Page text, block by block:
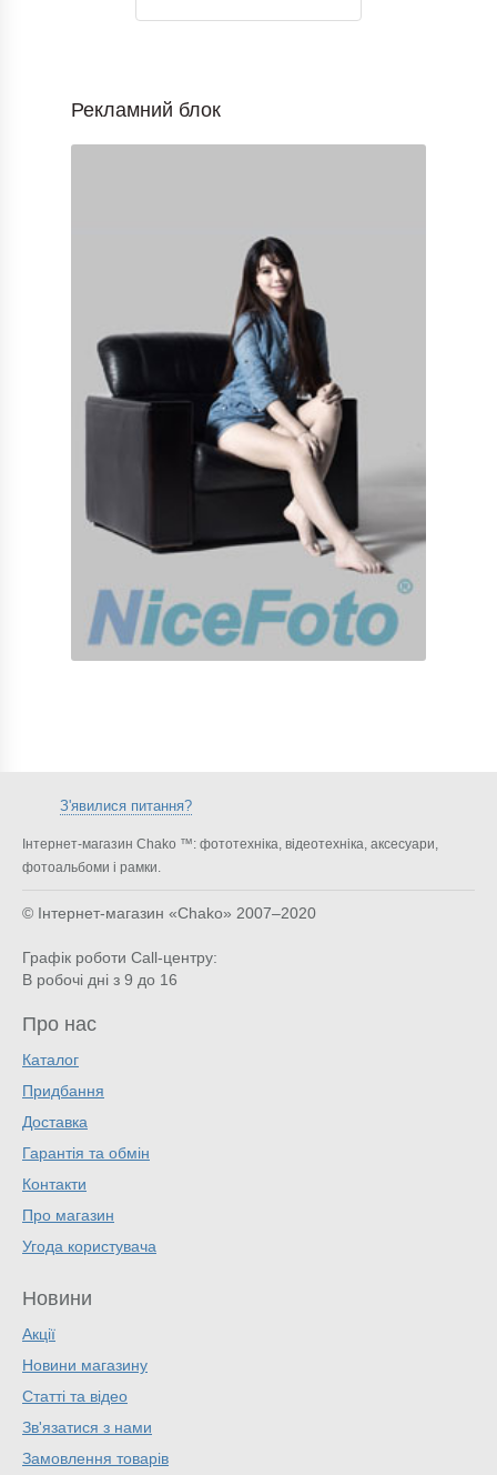
Рекламний блок
З'явилися питання?
Інтернет-магазин Chako ™: фототехніка, відеотехніка, аксесуари,
фотоальбоми і рамки.
© Інтернет-магазин «Chako» 2007–2020
Графік роботи Call-центру:
В робочі дні з 9 до 16
Про нас
Каталог
Придбання
Доставка
Гарантія та обмін
Контакти
Про магазин
Угода користувача
Новини
Акції
Новини магазину
Статті та відео
Зв'язатися з нами
Замовлення товарів